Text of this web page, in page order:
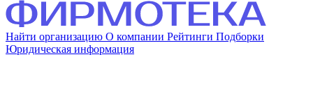
Найти организацию О компании Рейтинги Подборки
Юридическая информация